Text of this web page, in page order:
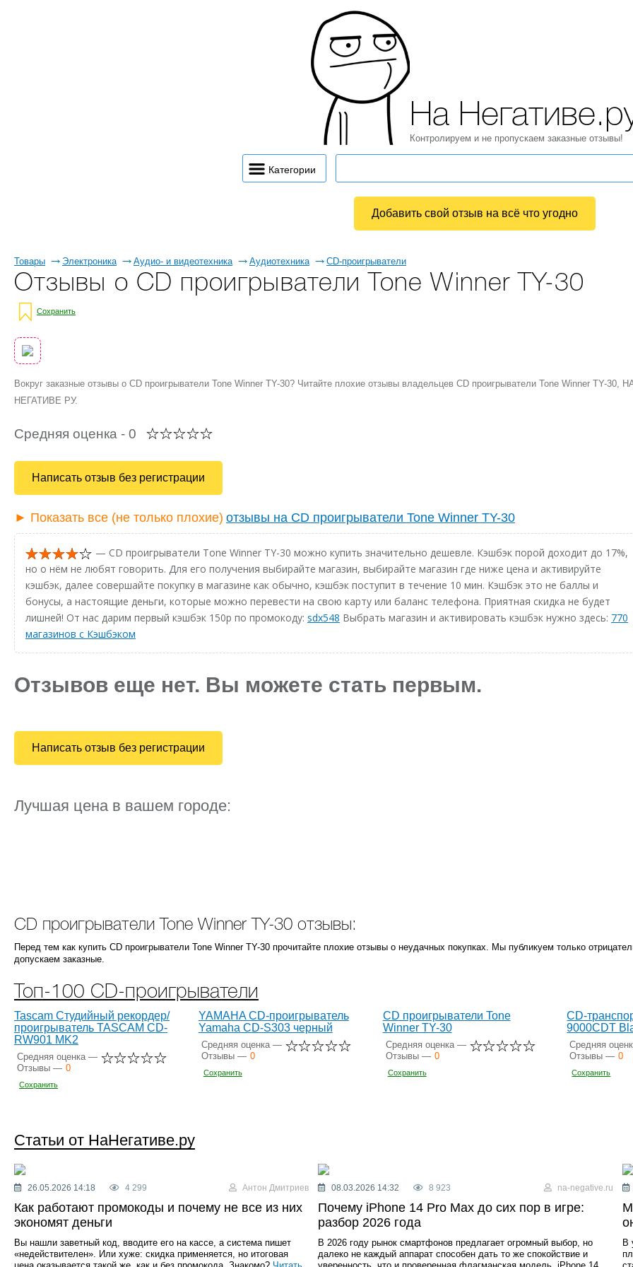
Товары Электроника Аудио- и видеотехника Аудиотехника CD-проигрыватели
Отзывы о CD проигрыватели Tone Winner TY-30
Сохранить
Вокруг заказные отзывы о CD проигрыватели Tone Winner TY-30? Читайте плохие отзывы владельцев CD проигрыватели Tone Winner TY-30,
НЕГАТИВЕ РУ.
Средняя оценка - 0
Написать отзыв без регистрации
► Показать все (не только плохие) отзывы на CD проигрыватели Tone Winner TY-30
— CD проигрыватели Tone Winner TY-30 можно купить значительно дешевле. Кэшбэк порой доходит до 17%,
но о нём не любят говорить. Для его получения выбирайте магазин, выбирайте магазин где ниже цена и активируйте
кэшбэк, далее совершайте покупку в магазине как обычно, кэшбэк поступит в течение 10 мин. Кэшбэк это не баллы и
бонусы, а настоящие деньги, которые можно перевести на свою карту или баланс телефона. Приятная скидка не будет
лишней! От нас дарим первый кэшбэк 150р по промокоду: sdx548 Выбрать магазин и активировать кэшбэк нужно здесь: 770
магазинов с Кэшбэком
Отзывов еще нет. Вы можете стать первым.
Написать отзыв без регистрации
Лучшая цена в вашем городе:
CD проигрыватели Tone Winner TY-30 отзывы:
Перед тем как купить CD проигрыватели Tone Winner TY-30 прочитайте плохие отзывы о неудачных покупках. Мы публикуем только
допускаем заказные.
Топ-100 CD-проигрыватели
Tascam Студийный рекордер/
проигрыватель TASCAM CD-
RW901 MK2
Средняя оценка —
Отзывы — 0
Сохранить
YAMAHA CD-проигрыватель
Yamaha CD-S303 черный
Средняя оценка —
Отзывы — 0
Сохранить
CD проигрыватели Tone
Winner TY-30
Средняя оценка —
Отзывы — 0
Сохранить
CD-
9000CDT
Средняя
Отзывы — 0
Сохранить
Статьи от НаНегативе.ру
26.05.2026 14:18 4 299 Антон Дмитриев
Как работают промокоды и почему не все из них
экономят деньги
Вы нашли заветный код, вводите его на кассе, а система пишет
«недействителен». Или хуже: скидка применяется, но итоговая
08.03.2026 14:32 8 923 na-negative.ru
Почему iPhone 14 Pro Max до сих пор в игре:
разбор 2026 года
В 2026 году рынок смартфонов предлагает огромный выбор, но
далеко не каждый аппарат способен дать то же спокойствие и
В
На
Контролируем и не пропускаем заказные отзывы!
Категории
Добавить свой отзыв на всё что угодно